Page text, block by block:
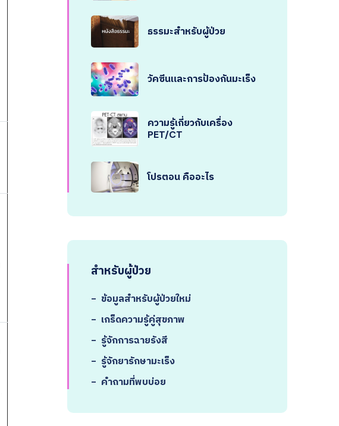
ธรรมะสำหรับผู้ป่วย
วัคซีนและการป้องกันมะเร็ง
ความรู้เกี่ยวกับเครื่อง
PET/CT
โปรตอน คืออะไร
สำหรับผู้ป่วย
- ข้อมูลสำหรับผู้ป่วยใหม่
- เกร็ดความรู้คู่สุขภาพ
- รู้จักการฉายรังสี
- รู้จักยารักษามะเร็ง
- คำถามที่พบบ่อย